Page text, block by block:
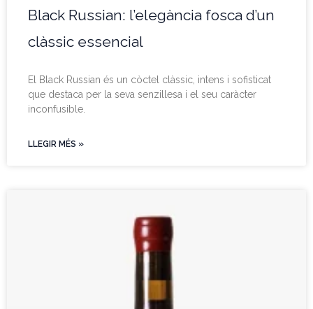
Black Russian: l’elegància fosca d’un
clàssic essencial
El Black Russian és un còctel clàssic, intens i sofisticat
que destaca per la seva senzillesa i el seu caràcter
inconfusible.
LLEGIR MÉS »